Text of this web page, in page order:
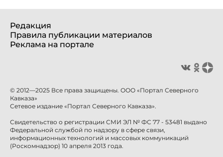
Редакция
Правила публикации материалов
Реклама на портале
© 2012—2025 Все права защищены. ООО «Портал Северного
Кавказа»
Сетевое издание «Портал Северного Кавказа».
Свидетельство о регистрации СМИ ЭЛ № ФС 77 - 53481 выдано
Федеральной службой по надзору в сфере связи,
информационных технологий и массовых коммуникаций
(Роскомнадзор) 10 апреля 2013 года.